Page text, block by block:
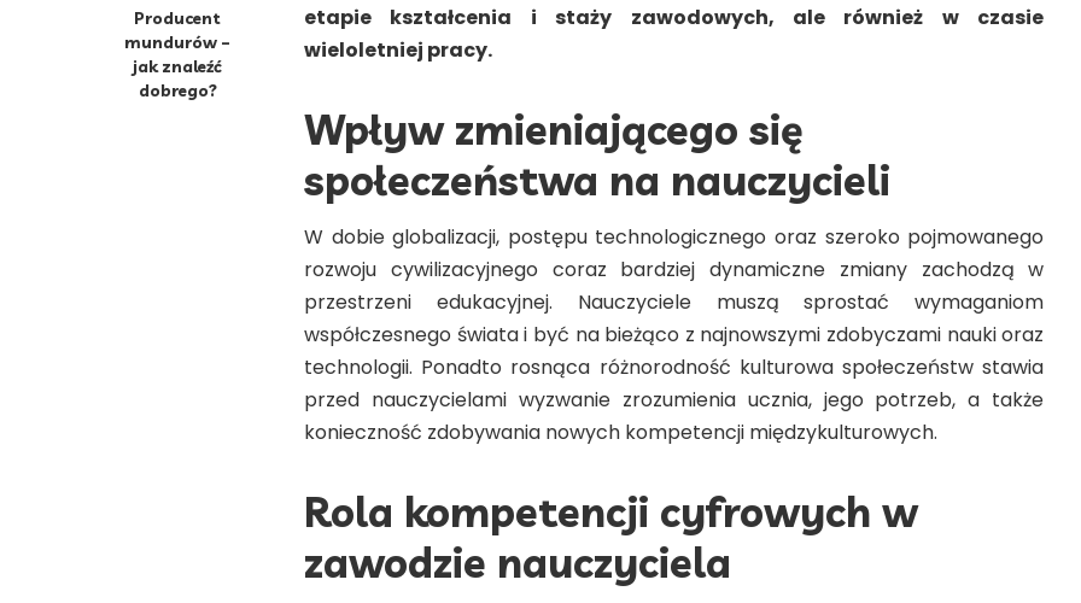
Producent
mundurów –
jak znaleźć
dobrego?
etapie kształcenia i staży zawodowych, ale również w czasie
wieloletniej pracy.
Wpływ zmieniającego się
społeczeństwa na nauczycieli
W dobie globalizacji, postępu technologicznego oraz szeroko pojmowanego
rozwoju cywilizacyjnego coraz bardziej dynamiczne zmiany zachodzą w
przestrzeni edukacyjnej. Nauczyciele muszą sprostać wymaganiom
współczesnego świata i być na bieżąco z najnowszymi zdobyczami nauki oraz
technologii. Ponadto rosnąca różnorodność kulturowa społeczeństw stawia
przed nauczycielami wyzwanie zrozumienia ucznia, jego potrzeb, a także
konieczność zdobywania nowych kompetencji międzykulturowych.
Rola kompetencji cyfrowych w
zawodzie nauczyciela